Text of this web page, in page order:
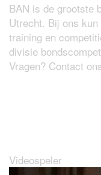
BAN is de grootste
Utrecht. Bij ons
training en
divisie
Vragen? Contact
Videospeler